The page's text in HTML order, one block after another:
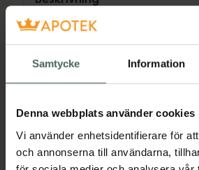
Samtycke Information
Denna webbplats använder cookies
Vi använder enhetsidentifierare för
och annonserna till användarna,
haruharu wonder Black Rice
av ceramider, nyttigt kolesterol
hudbarriär får allt den behöver
stark, hälsosam och se sitt
Fermenter (Galactomyces
Bifida fermentfiltrat) ökar